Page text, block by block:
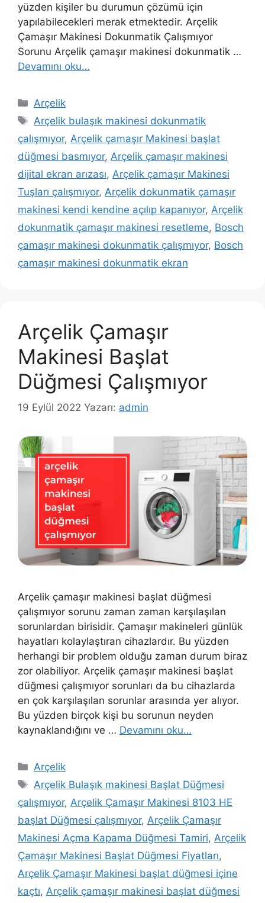
yüzden kişiler bu durumun çözümü için
yapılabilecekleri merak etmektedir. Arçelik
Çamaşır Makinesi Dokunmatik Çalışmıyor
Sorunu Arçelik çamaşır makinesi dokunmatik …
Devamını oku…
Kategoriler
Arçelik
Etiketler
Arçelik bulaşık makinesi dokunmatik
çalışmıyor, Arçelik çamaşır Makinesi başlat
düğmesi basmıyor, Arçelik çamaşır makinesi
dijital ekran arızası, Arçelik çamaşır Makinesi
Tuşları çalışmıyor, Arçelik dokunmatik çamaşır
makinesi kendi kendine açılıp kapanıyor, Arçelik
dokunmatik çamaşır makinesi resetleme, Bosch
çamaşır makinesi dokunmatik çalışmıyor, Bosch
çamaşır makinesi dokunmatik ekran
Arçelik Çamaşır
Makinesi Başlat
Düğmesi Çalışmıyor
19 Eylül 2022 Yazarı: admin
Arçelik çamaşır makinesi başlat düğmesi
çalışmıyor sorunu zaman zaman karşılaşılan
sorunlardan birisidir. Çamaşır makineleri günlük
hayatları kolaylaştıran cihazlardır. Bu yüzden
herhangi bir problem olduğu zaman durum biraz
zor olabiliyor. Arçelik çamaşır makinesi başlat
düğmesi çalışmıyor sorunları da bu cihazlarda
en çok karşılaşılan sorunlar arasında yer alıyor.
Bu yüzden birçok kişi bu sorunun neyden
kaynaklandığını ve … Devamını oku…
Kategoriler
Arçelik
Etiketler
Arçelik Bulaşık makinesi Başlat Düğmesi
çalışmıyor, Arçelik Çamaşır Makinesi 8103 HE
başlat Düğmesi çalışmıyor, Arçelik Çamaşır
Makinesi Açma Kapama Düğmesi Tamiri, Arçelik
Çamaşır Makinesi Başlat Düğmesi Fiyatları,
Arçelik Çamaşır Makinesi başlat düğmesi içine
kaçtı, Arçelik çamaşır makinesi başlat düğmesi